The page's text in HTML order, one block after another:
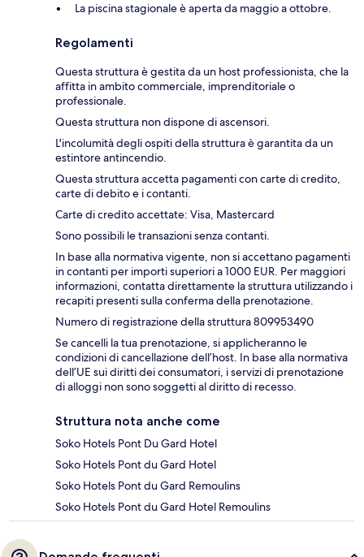
La piscina stagionale è aperta da maggio a ottobre.
Regolamenti
Questa struttura è gestita da un host professionista, che la
affitta in ambito commerciale, imprenditoriale o
professionale.
Questa struttura non dispone di ascensori.
L'incolumità degli ospiti della struttura è garantita da un
estintore antincendio.
Questa struttura accetta pagamenti con carte di credito,
carte di debito e i contanti.
Carte di credito accettate: Visa, Mastercard
Sono possibili le transazioni senza contanti.
In base alla normativa vigente, non si accettano pagamenti
in contanti per importi superiori a 1000 EUR. Per maggiori
informazioni, contatta direttamente la struttura utilizzando i
recapiti presenti sulla conferma della prenotazione.
Numero di registrazione della struttura 809953490
Se cancelli la tua prenotazione, si applicheranno le
condizioni di cancellazione dell’host. In base alla normativa
dell’UE sui diritti dei consumatori, i servizi di prenotazione
di alloggi non sono soggetti al diritto di recesso.
Struttura nota anche come
Soko Hotels Pont Du Gard Hotel
Soko Hotels Pont du Gard Hotel
Soko Hotels Pont du Gard Remoulins
Soko Hotels Pont du Gard Hotel Remoulins